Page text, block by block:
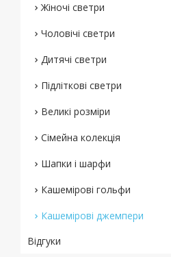
Жіночі светри
Чоловічі светри
Дитячі светри
Підліткові светри
Великі розміри
Сімейна колекція
Шапки і шарфи
Кашемірові гольфи
Кашемірові джемпери
Відгуки